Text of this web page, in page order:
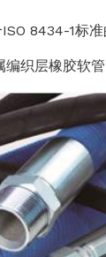
1标准的
层橡胶软管